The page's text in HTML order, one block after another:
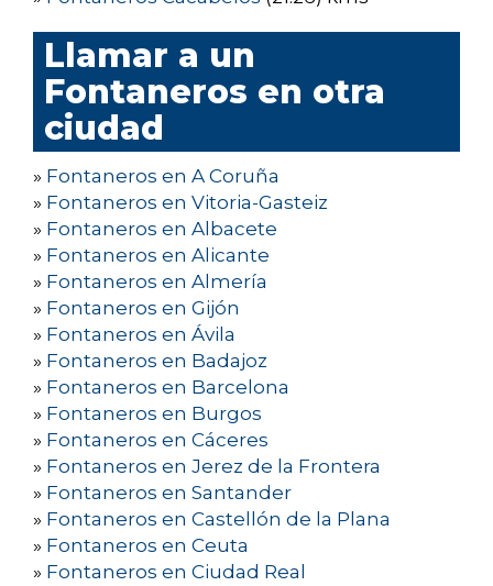
Llamar a un
Fontaneros en otra
ciudad
» Fontaneros en A Coruña
» Fontaneros en Vitoria-Gasteiz
» Fontaneros en Albacete
» Fontaneros en Alicante
» Fontaneros en Almería
» Fontaneros en Gijón
» Fontaneros en Ávila
» Fontaneros en Badajoz
» Fontaneros en Barcelona
» Fontaneros en Burgos
» Fontaneros en Cáceres
» Fontaneros en Jerez de la Frontera
» Fontaneros en Santander
» Fontaneros en Castellón de la Plana
» Fontaneros en Ceuta
» Fontaneros en Ciudad Real